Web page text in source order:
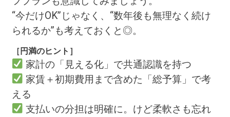
“今だけOK”じゃなく、“数年後も無理なく続け
られるか”も考えておくと◎。
［円満のヒント］
家計の「見える化」で共通認識を持つ
家賃＋初期費用まで含めた「総予算」で考
える
支払いの分担は明確に。けど柔軟さも忘れ